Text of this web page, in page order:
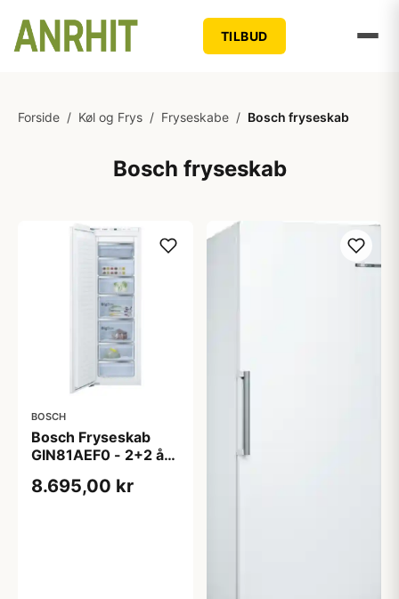
TILBUD
Forside / Køl og Frys / Fryseskabe / Bosch fryseskab
Bosch fryseskab
BOSCH
Bosch Fryseskab
GIN81AEF0 - 2+2 års
8.695,00 kr